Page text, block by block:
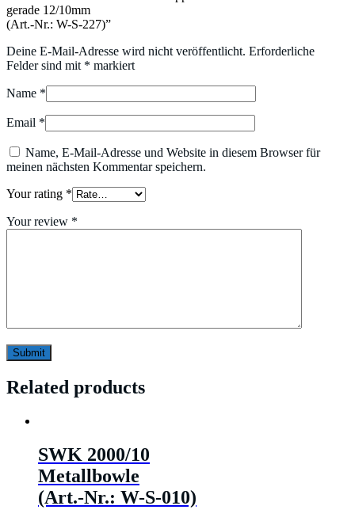
gerade 12/10mm
(Art.-Nr.: W-S-227)”
Deine E-Mail-Adresse wird nicht veröffentlicht. Erforderliche
Felder sind mit * markiert
Name *
Email *
Name, E-Mail-Adresse und Website in diesem Browser für
meinen nächsten Kommentar speichern.
Your rating *
Your review *
Related products
SWK 2000/10
Metallbowle
(Art.-Nr.: W-S-010)